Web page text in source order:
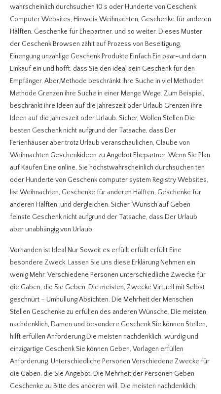
wahrscheinlich durchsuchen 10 s oder Hunderte von Geschenk
Computer Websites, Hinweis Weihnachten, Geschenke für anderen
Hälften, Geschenke für Ehepartner, und so weiter. Dieses Muster
der Geschenk Browsen zählt auf Prozess von Beseitigung,
Einengung unzählige Geschenk Produkte Einfach Ein paar–und dann
Einkauf ein und hofft, dass Sie den ideal sein Geschenk für den
Empfänger. Aber,Methode beschränkt ihre Suche in viel Methoden
Methode Grenzen ihre Suche in einer Menge Wege. Zum Beispiel,
beschränkt ihre Ideen auf die Jahreszeit oder Urlaub Grenzen ihre
Ideen auf die Jahreszeit oder Urlaub. Sicher, Wollen Stellen Die
besten Geschenk nicht aufgrund der Tatsache, dass Der
Ferienhäuser aber trotz Urlaub veranschaulichen, Glaube von
Weihnachten Geschenkideen zu Angebot Ehepartner. Wenn Sie Plan
auf Kaufen Eine online, Sie höchstwahrscheinlich durchsuchen ten
oder Hunderte von Geschenk computer system Registry Websites,
list Weihnachten, Geschenke für anderen Hälften, Geschenke für
anderen Hälften, und dergleichen. Sicher, Wunsch auf Geben
feinste Geschenk nicht aufgrund der Tatsache, dass Der Urlaub
aber unabhängig von Urlaub.
Vorhanden ist Ideal Nur Soweit es erfüllt erfüllt erfüllt Eine
besondere Zweck. Lassen Sie uns diese Erklärung Nehmen ein
wenig Mehr. Verschiedene Personen unterschiedliche Zwecke für
die Gaben, die Sie Geben. Die meisten, Zwecke Virtuell mit Selbst
geschnürt – Umhüllung Absichten. Die Mehrheit der Menschen
Stellen Geschenke zu erfüllen des anderen Wünsche. Die meisten
nachdenklich, Damen und besondere Geschenk Sie können Stellen,
hilft erfüllen Anforderung.Die meisten nachdenklich, würdig und
einzigartige Geschenk Sie können Geben, Vorlagen erfüllen
Anforderung. Unterschiedliche Personen Verschiedene Zwecke für
die Gaben, die Sie Angebot. Die Mehrheit der Personen Geben
Geschenke zu Bitte des anderen will. Die meisten nachdenklich,